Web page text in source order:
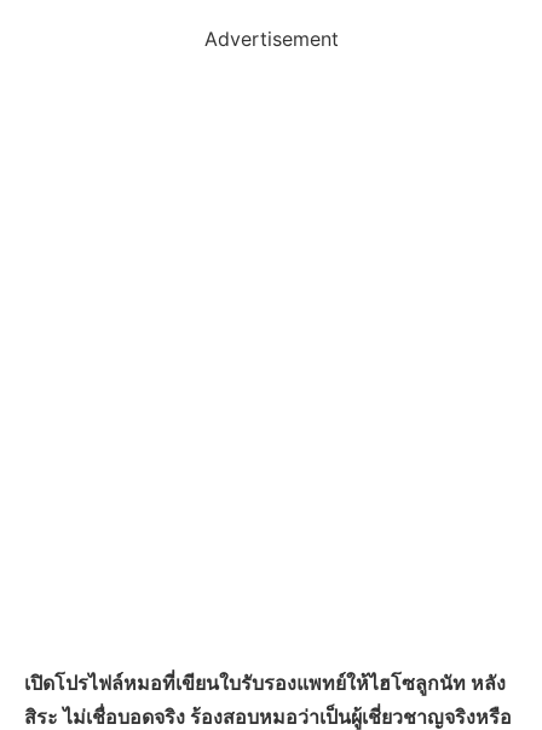
Advertisement
เปิดโปรไฟล์หมอที่เขียนใบรับรองแพทย์ให้ไฮโซลูกนัท หลัง
สิระ ไม่เชื่อบอดจริง ร้องสอบหมอว่าเป็นผู้เชี่ยวชาญจริงหรือ